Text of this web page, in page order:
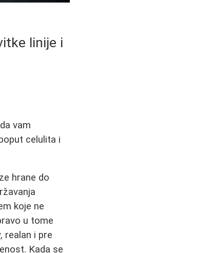
linije i
vam
celulita i
hrane do
koje ne
u tome
realan i pre
Kada se